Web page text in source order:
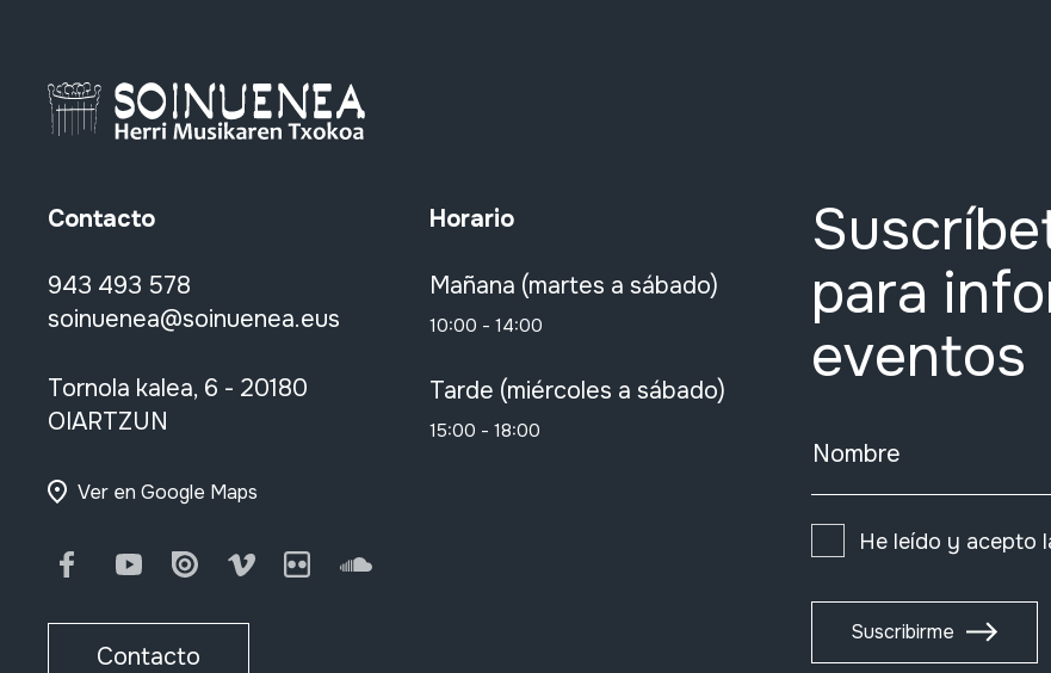
Contacto
943 493 578
soinuenea@soinuenea.eus
Tornola kalea, 6 - 20180
OIARTZUN
Ver en Google Maps
FacebookYoutubeIssuu Vimeo FlickrSoundCloud
Contacto
Horario
Mañana (martes a sábado)
10:00 - 14:00
Tarde (miércoles a sábado)
15:00 - 18:00
para
eventos
Nombre
He leído y acepto
Suscribirme